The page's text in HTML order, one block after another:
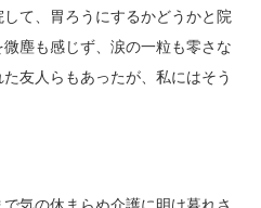
て、胃ろうにするかどうかと院
塵も感じず、涙の一粒も零さな
友人らもあったが、私にはそう